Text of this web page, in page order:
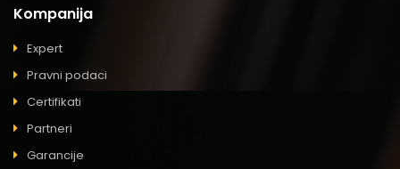
Kompanija
Expert
Pravni podaci
Certifikati
Partneri
Garancije